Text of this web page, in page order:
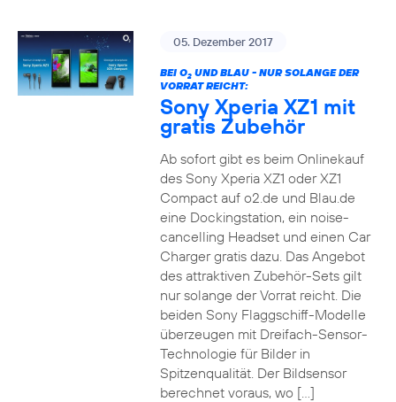
05. Dezember 2017
BEI O2UND BLAU - NUR SOLANGE DER
VORRAT REICHT:
Sony Xperia XZ1 mit
gratis Zubehör
Ab sofort gibt es beim Onlinekauf
des Sony Xperia XZ1 oder XZ1
Compact auf o2.de und Blau.de
eine Dockingstation, ein noise-
cancelling Headset und einen Car
Charger gratis dazu. Das Angebot
des attraktiven Zubehör-Sets gilt
nur solange der Vorrat reicht. Die
beiden Sony Flaggschiff-Modelle
überzeugen mit Dreifach-Sensor-
Technologie für Bilder in
Spitzenqualität. Der Bildsensor
berechnet voraus, wo […]